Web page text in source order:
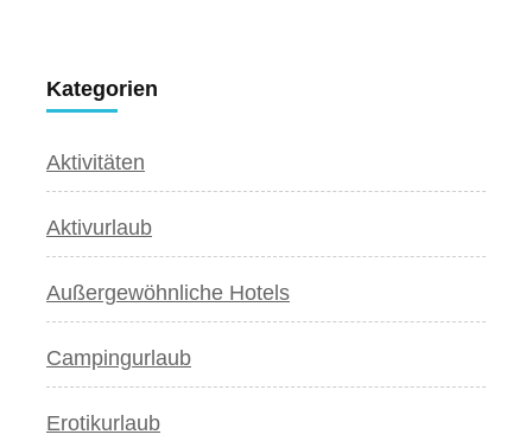
Kategorien
Aktivitäten
Aktivurlaub
Außergewöhnliche Hotels
Campingurlaub
Erotikurlaub